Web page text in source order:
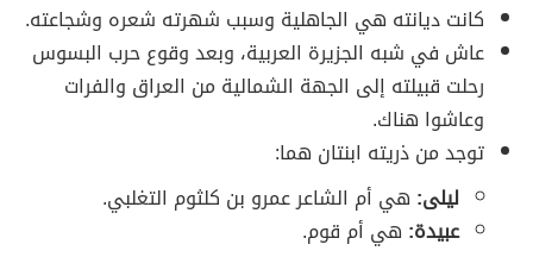
كانت ديانته هي الجاهلية وسبب شهرته شعره وشجاعته.
عاش في شبه الجزيرة العربية، وبعد وقوع حرب البسوس
رحلت قبيلته إلى الجهة الشمالية من العراق والفرات
وعاشوا هناك.
توجد من ذريته ابنتان هما:
ليلى: هي أم الشاعر عمرو بن كلثوم التغلبي.
عبيدة: هي أم قوم.